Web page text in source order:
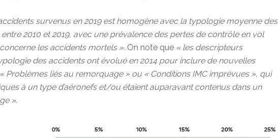
survenus en 2019 est homogène avec la typologie moyenne des
2010 et 2019, avec une prévalence des pertes de contrôle en vol
les accidents mortels ». On note que « les descripteurs
des accidents ont évolué en 2014 pour inclure de nouvelles
Problèmes liés au remorquage » ou « Conditions IMC imprévues », qui
à un type d’aéronefs et/ou étaient auparavant contenus dans un
».